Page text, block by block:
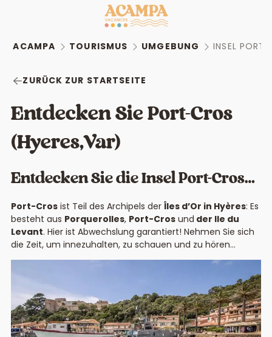
ACAMPA TOURISMUS UMGEBUNG INSEL PORT
ZURÜCK ZUR STARTSEITE
Entdecken Sie Port-Cros
(Hyeres,Var)
Entdecken Sie die Insel Port-Cros…
Port-Crosist Teil des Archipels der Îles d’Or in Hyères: Es
besteht aus Porquerolles, Port-Crosund der Ile du
Levant. Hier ist Abwechslung garantiert! Nehmen Sie sich
die Zeit, um innezuhalten, zu schauen und zu hören…